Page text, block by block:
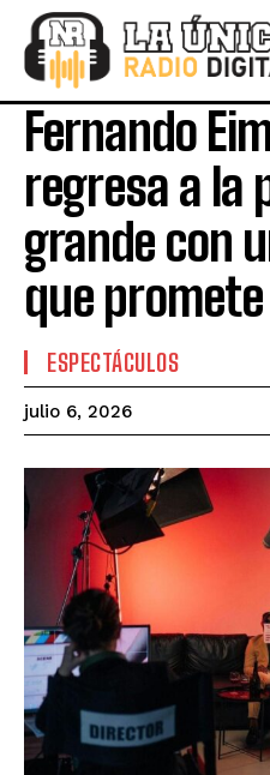
Fernando
regresa a la
grande con
que
ESPECTÁCULOS
julio 6, 2026